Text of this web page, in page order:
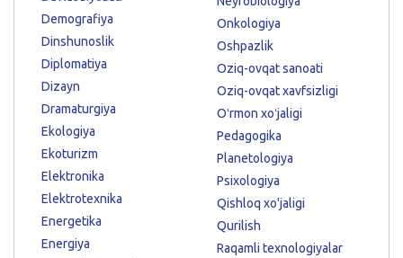
Demografiya
Dinshunoslik
Diplomatiya
Dizayn
Dramaturgiya
Ekologiya
Ekoturizm
Elektronika
Elektrotexnika
Energetika
Energiya
Onkologiya
Oshpazlik
Oziq-ovqat sanoati
Oziq-ovqat xavfsizligi
Oʻrmon xoʻjaligi
Pedagogika
Planetologiya
Psixologiya
Qishloq xo'jaligi
Qurilish
Raqamli texnologiyalar